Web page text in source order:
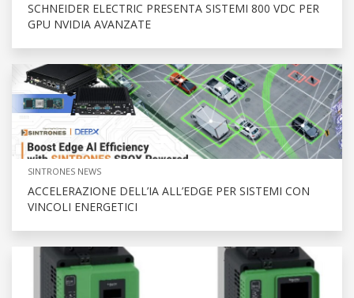
SCHNEIDER ELECTRIC PRESENTA SISTEMI 800 VDC PER
GPU NVIDIA AVANZATE
SINTRONES NEWS
ACCELERAZIONE DELL’IA ALL’EDGE PER SISTEMI CON
VINCOLI ENERGETICI